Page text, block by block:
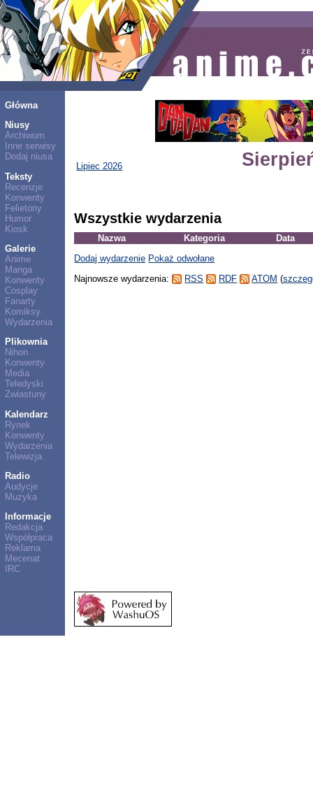
Główna
Niusy
Archiwum
Inne serwisy
Dodaj niusa
Teksty
Recenzje
Konwenty
Felietony
Humor
Kiosk
Galerie
Anime
Manga
Konwenty
Cosplay
Fanarty
Komiksy
Wydarzenia
Plikownia
Nihon
Konwenty
Media
Teledyski
Zwiastuny
Kalendarz
Rynek
Konwenty
Wydarzenia
Telewizja
Radio
Audycje
Muzyka
Informacje
Redakcja
Współpraca
Reklama
Mecenat
IRC
Lipiec 2026
Wszystkie wydarzenia
Nazwa Kategoria
Data
Dodaj wydarzenie Pokaż odwołane
Najnowsze wydarzenia:
RSS RDF ATOM (